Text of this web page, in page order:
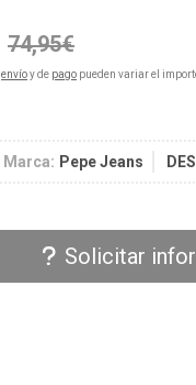
74,95€
envíoy de pago pueden variar el
Marca: Pepe Jeans
Solicitar